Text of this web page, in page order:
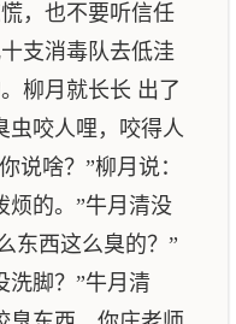
，也不要听信任
支消毒队去低洼
柳月就长长 出了
虫咬人哩，咬得人
说啥？”柳月说：
烦的。”牛月清没
东西这么臭的？”
洗脚？”牛月清